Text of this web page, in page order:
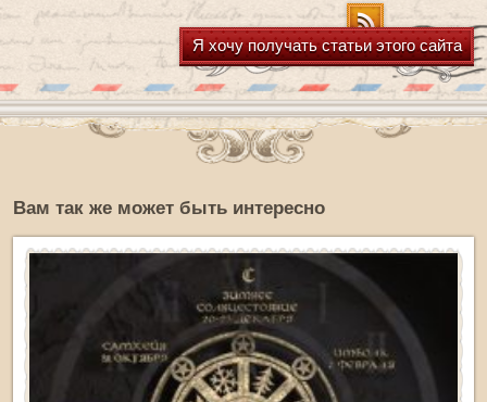
Я хочу получать статьи этого сайта
Вам так же может быть интересно